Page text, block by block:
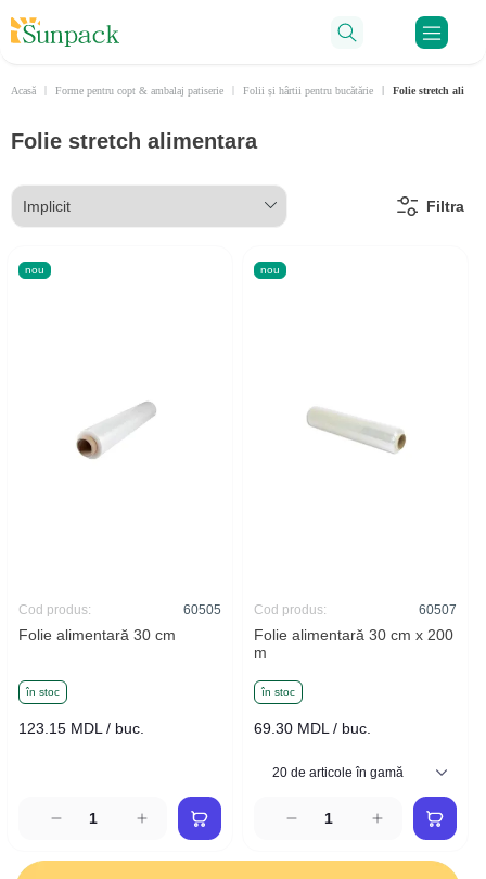
Acasă Forme pentru copt & ambalaj patiserie Folii și hârtii pentru bucătărie Folie stretch
Folie stretch alimentara
Filtra
nou
în stoc
Folie alimentară 30 cm
Cod produs: 60505
123.15 MDL / buc.
nou
în stoc
Folie alimentară 30 cm x 200
m
Cod produs: 60507
69.30 MDL / buc.